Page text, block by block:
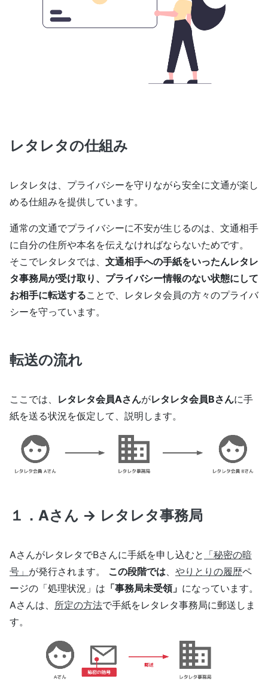
レタレタの仕組み
レタレタは、プライバシーを守りながら安全に文通が楽し
める仕組みを提供しています。
通常の文通でプライバシーに不安が生じるのは、文通相手
に自分の住所や本名を伝えなければならないためです。
そこでレタレタでは、 文通相手への手紙をいったんレタレ
タ事務局が受け取り、プライバシー情報のない状態にして
お相手に転送することで、レタレタ会員の方々のプライバ
シーを守っています。
転送の流れ
ここでは、 レタレタ会員Aさんがレタレタ会員Bさんに手
紙を送る状況を仮定して、説明します。
１．Aさん → レタレタ事務局
AさんがレタレタでBさんに手紙を申し込むと 「秘密の暗
号」 が発行されます。 この段階では やりとりの履歴ペ
ージの「処理状況」は 「事務局未受領」 になっています。
Aさんは、 所定の方法で手紙をレタレタ事務局に郵送しま
す。